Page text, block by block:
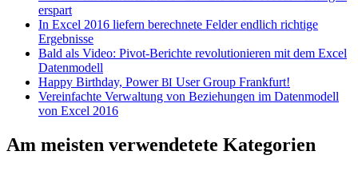
erspart
In Excel 2016 liefern berechnete Felder endlich richtige
Ergebnisse
Bald als Video: Pivot-Berichte revolutionieren mit dem Excel
Datenmodell
Happy Birthday, PowerBI User Group Frankfurt!
Vereinfachte Verwaltung von Beziehungen im Datenmodell
von Excel 2016
Am meisten verwendetete Kategorien